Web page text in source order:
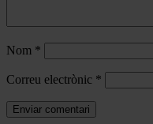
Nom *
Correu electrònic *